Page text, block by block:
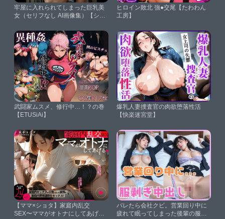
牢屋に入れられてしまった巨乳美
女（セリフなし AI画像集）【シッ
ヒロイン敗北 強●交尾【たわわん
工房】
武闘家ムスメ、修行中…！？の巻
【ETUSiAi】
爆乳人妻捜査官の肉欲堕落性活
【快楽迷宮堂】
【ママ×ショタ】家庭内乱交
SEX〜ママがオトナにしてあげ
バレたら会社クビ。営業回り中に
疲れて眠ってしまった後輩の服を